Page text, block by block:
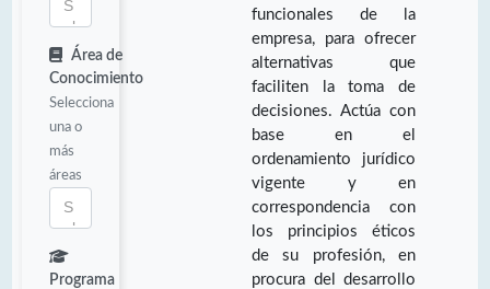
Área de
Conocimiento
Selecciona
una o
más
áreas
Programa
funcionales de la
empresa, para ofrecer
alternativas que
faciliten la toma de
decisiones. Actúa con
base en el
ordenamiento jurídico
vigente y en
correspondencia con
los principios éticos
de su profesión, en
procura del desarrollo